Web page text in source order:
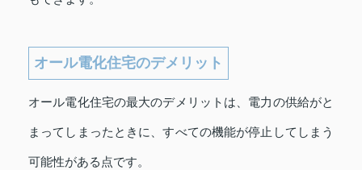
オール電化住宅のデメリット
オール電化住宅の最大のデメリットは、電力の供給がと
まってしまったときに、すべての機能が停止してしまう
可能性がある点です。